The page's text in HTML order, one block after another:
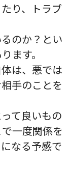
り、トラブ
のか？とい
ます。
は、悪では
手のことを
て良いもの
一度関係を
なる予感で